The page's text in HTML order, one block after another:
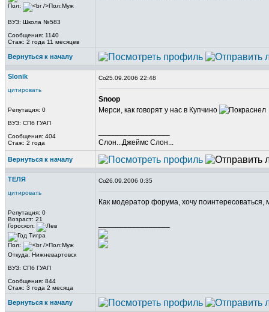
Пол:
ВУЗ: Школа №583
Сообщения: 1140
Стаж: 2 года 11 месяцев
Вернуться к началу
Slonik
цитировать
Репутация: 0
ВУЗ: СПб ГУАП
Сообщения: 404
Стаж: 2 года
25.09.2006 22:48
Snoop
Мерси, как говорят у нас в Купчино
Слон...Джеймс Слон...
Вернуться к началу
ТЕЛЯ
цитировать
Репутация: 0
Возраст: 21
Гороскоп:
Пол:
Откуда: Нижневартовск
ВУЗ: СПб ГУАП
Сообщения: 844
Стаж: 3 года 2 месяца
26.09.2006 0:35
Как модератор форума, хочу
Вернуться к началу